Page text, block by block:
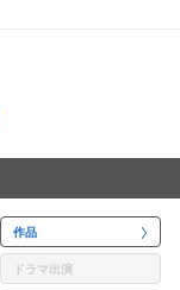
作品
ドラマ出演